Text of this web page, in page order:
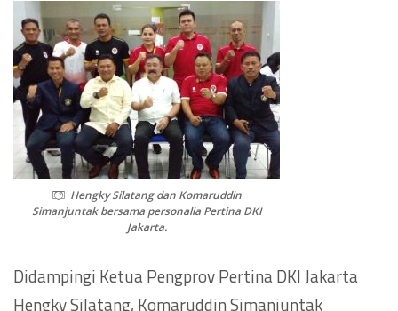
Hengky Silatang dan Komaruddin
Simanjuntak bersama personalia Pertina DKI
Jakarta.
Didampingi Ketua Pengprov Pertina DKI Jakarta
Hengky Silatang, Komaruddin Simanjuntak